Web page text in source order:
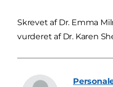
Skrevet af Dr. Emma
vurderet af Dr. Karen